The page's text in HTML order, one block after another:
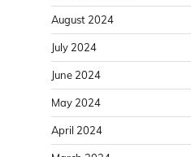
August 2024
July 2024
June 2024
May 2024
April 2024